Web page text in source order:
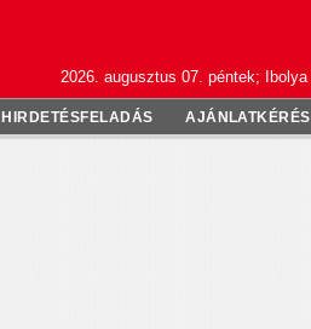
2026. augusztus 07. péntek; Ibolya
HIRDETÉSFELADÁS AJÁNLATKÉRÉS